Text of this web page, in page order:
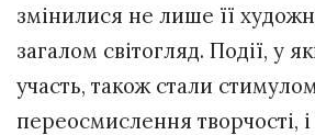
змінилися не лише її
загалом світогляд. Події, у
участь, також стали
переосмислення творчості,